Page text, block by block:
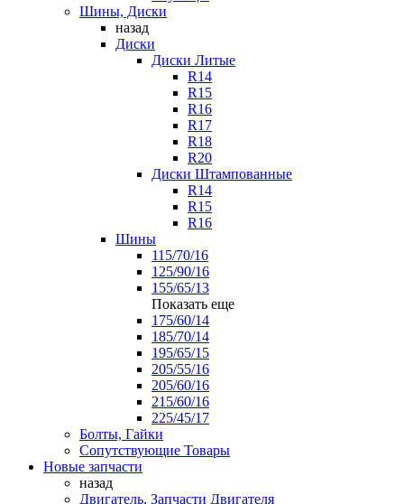
Шины, Диски
назад
Диски
Диски Литые
R14
R15
R16
R17
R18
R20
Диски Штампованные
R14
R15
R16
Шины
115/70/16
125/90/16
155/65/13
Показать еще
175/60/14
185/70/14
195/65/15
205/55/16
205/60/16
215/60/16
225/45/17
Болты, Гайки
Сопутствующие Товары
Новые запчасти
назад
Двигатель, Запчасти Двигателя